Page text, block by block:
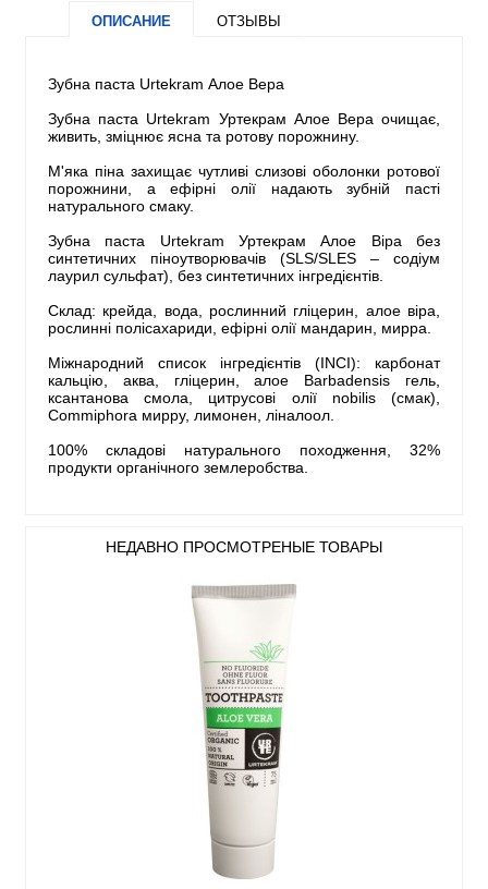
ОПИСАНИЕ ОТЗЫВЫ
Зубна паста Urtekram Алое Вера
Зубна паста Urtekram Уртекрам Алое Вера очищає,
живить, зміцнює ясна та ротову порожнину.
М'яка піна захищає чутливі слизові оболонки ротової
порожнини, а ефірні олії надають зубній пасті
натурального смаку.
Зубна паста Urtekram Уртекрам Алое Віра без
синтетичних піноутворювачів (SLS/SLES – cодіум
лаурил сульфат), без синтетичних інгредієнтів.
Склад: крейда, вода, рослинний гліцерин, алое віра,
рослинні полісахариди, ефірні олії мандарин, мирра.
Міжнародний список інгредієнтів (INCI): карбонат
кальцію, аква, гліцерин, алое Barbadensis гель,
ксантанова смола, цитрусові олії nobilis (смак),
Commiphora мирру, лимонен, ліналоол.
100% складові натурального походження, 32%
продукти органічного землеробства.
НЕДАВНО ПРОСМОТРЕНЫЕ ТОВАРЫ